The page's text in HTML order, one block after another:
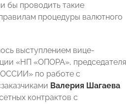
бы проводить такие
процедуры валютного
выступлением вице-
«НП «ОПОРА», председателя
по работе с
Валерия Шагаева
контрактов с